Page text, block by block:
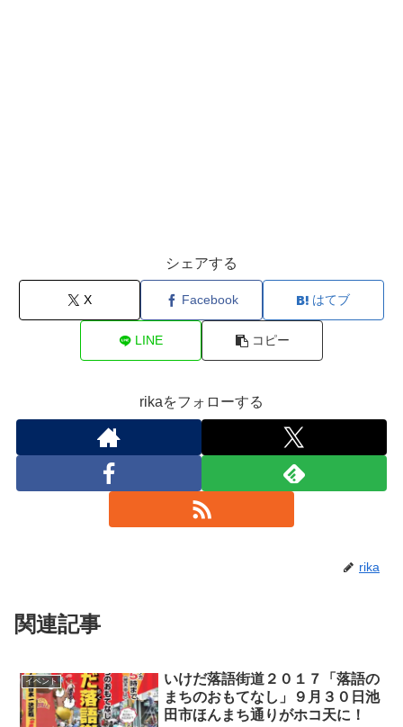
シェアする
X Facebook はてブ
LINE コピー
rikaをフォローする
rika
関連記事
イベント
いけだ落語街道２０１７「落語の
まちのおもてなし」９月３０日池
田市ほんまち通りがホコ天に！